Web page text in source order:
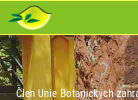
Člen Unie Botanických